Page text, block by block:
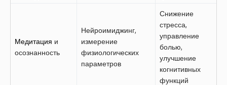
Медитация и
осознанность
Нейроимиджинг,
измерение
физиологических
параметров
Снижение
стресса,
управление
болью,
улучшение
когнитивных
функций